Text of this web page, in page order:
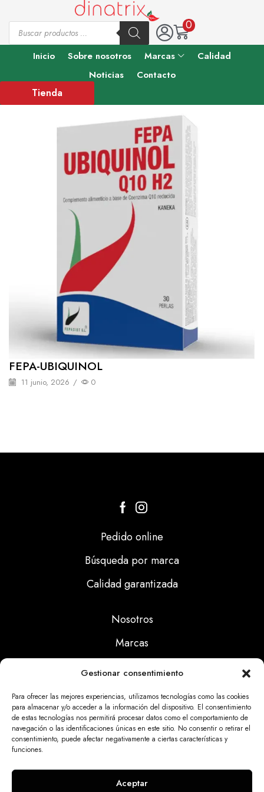
Gestionar consentimiento
Para ofrecer las mejores experiencias, utilizamos tecnologías como las cookies
para almacenar y/o acceder a la información del dispositivo. El consentimiento
de estas tecnologías nos permitirá procesar datos como el comportamiento de
navegación o las identificaciones únicas en este sitio. No consentir o retirar el
consentimiento, puede afectar negativamente a ciertas características y
funciones.
Aceptar
0
Inicio Sobre nosotros Marcas
Calidad
Noticias
Contacto
Tienda
FEPA-UBIQUINOL
11 junio, 2026 / 0
Pedido online
Búsqueda por marca
Calidad garantizada
Nosotros
Marcas
Noticias
Aviso Legal
Politicas Cookies